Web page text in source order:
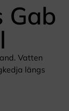
Gab
Vatten
längs